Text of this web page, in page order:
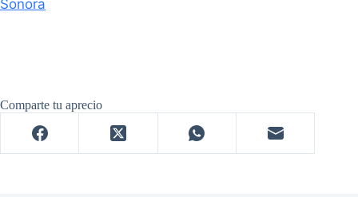
Sonora
Comparte tu aprecio